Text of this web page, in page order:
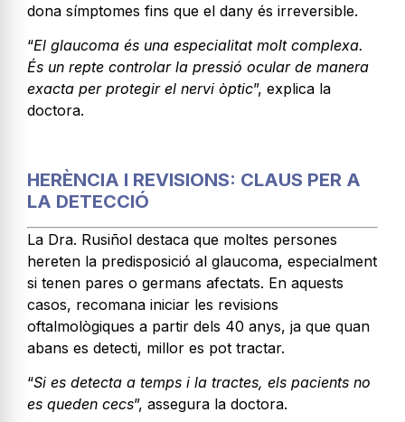
dona símptomes fins que el dany és irreversible.
“El glaucoma és una especialitat molt complexa.
És un repte controlar la pressió ocular de manera
exacta per protegir el nervi òptic”, explica la
doctora.
HERÈNCIA I REVISIONS: CLAUS PER A
LA DETECCIÓ
La Dra. Rusiñol destaca que moltes persones
hereten la predisposició al glaucoma, especialment
si tenen pares o germans afectats. En aquests
casos, recomana iniciar les revisions
oftalmològiques a partir dels 40 anys, ja que quan
abans es detecti, millor es pot tractar.
“Si es detecta a temps i la tractes, els pacients no
es queden cecs”, assegura la doctora.